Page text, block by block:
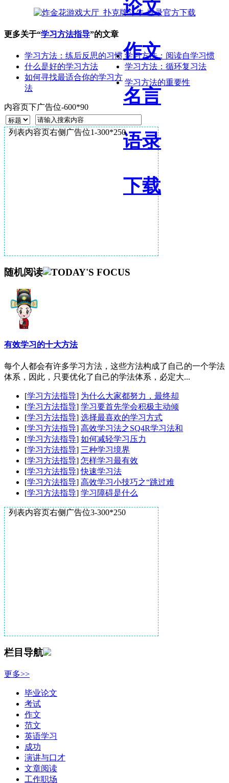
论文
作文
名言
语录
下载
更多关于“学习方法指导”的文章
学习方法：练后反思的习惯 学习方法：阅读自学习惯
什么是好的学习方法
学习方法：循环复习法
如何寻找最适合你的学习方
法
学习方法的重要性
内容页下广告位-600*90
列表内容页右侧广告位1-300*250
随机阅读
有效学习的十大方法
每个人都会有许多学习方法，这些方法构成了自己的一个学法
体系，因此，只要优化了自己的学法体系，必定大...
[学习方法指导] 为什么大家都努力，最终却
[学习方法指导] 学习要首先学会积极主动倾
[学习方法指导] 选择最喜欢的学习方式
[学习方法指导] 高效学习法之SQ4R学习法和
[学习方法指导] 如何减轻学习压力
[学习方法指导] 三种学习境界
[学习方法指导] 怎样学习最有效
[学习方法指导]快速学习法
[学习方法指导] 高效学习小技巧之“跳过难
[学习方法指导] 学习障碍是什么
列表内容页右侧广告位3-300*250
栏目导航
更多>>
毕业论文
考试
作文
范文
英语学习
成功
演讲与口才
文章阅读
工作职场